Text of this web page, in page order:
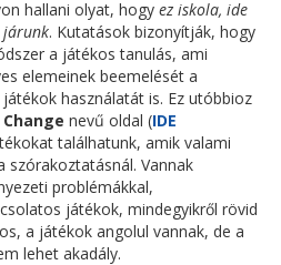
hallani olyat, hogy ez iskola, ide
járunk. Kutatások bizonyítják, hogy
a játékos tanulás, ami
elemeinek beemelését a
használatát is. Ez utóbbioz
nevű oldal (IDE
találhatunk, amik valami
szórakoztatásnál. Vannak
problémákkal,
játékok, mindegyikről rövid
a játékok angolul vannak, de a
lehet akadály.